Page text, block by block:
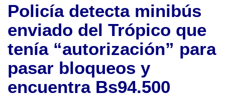
Policía detecta minibús
enviado del Trópico que
tenía “autorización” para
pasar bloqueos y
encuentra Bs94.500